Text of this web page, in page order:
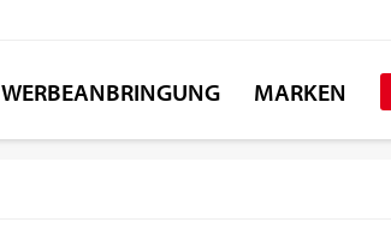
WERBEANBRINGUNG MARKEN